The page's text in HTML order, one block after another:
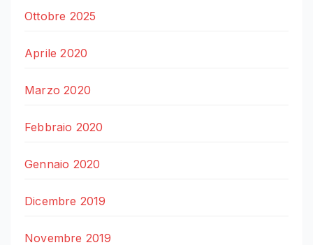
Ottobre 2025
Aprile 2020
Marzo 2020
Febbraio 2020
Gennaio 2020
Dicembre 2019
Novembre 2019